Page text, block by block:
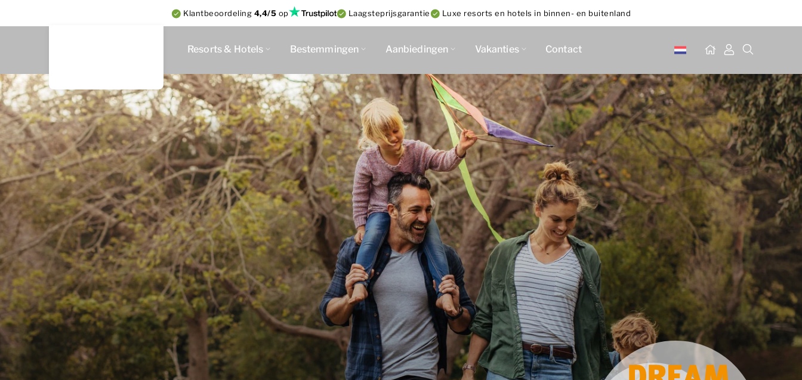
Klantbeoordeling 4,4/5 op Laagsteprijsgarantie Luxe resorts en hotels in binnen- en buitenland
Resorts & Hotels Bestemmingen Aanbiedingen Vakanties Contact